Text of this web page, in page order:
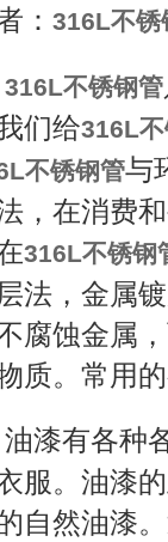
： 316L不锈
316L不锈钢管
们给316L
不锈钢管与
，在消费
316L不锈钢
法，金属
腐蚀金属
质。常用
漆有各种
服。油漆
自然油漆